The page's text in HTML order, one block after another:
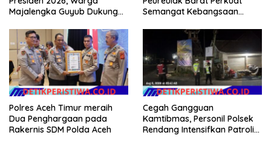
Majalengka Guyub Dukung
Kahayang
Semangat Kebangsaan
Merah Putih
Polres Aceh Timur meraih
Dua Penghargaan pada
Rakernis SDM Polda Aceh
Cegah Gangguan
Kamtibmas, Personil Polsek
Rendang Intensifkan Patroli